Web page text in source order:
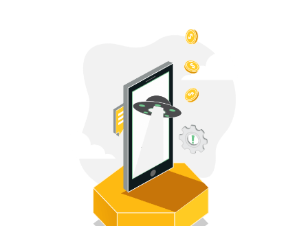
Истории Клиентов
Написать нам